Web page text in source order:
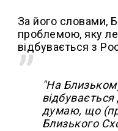
За його словами,
проблемою, яку
відбувається з
"На
думаю, що
Близького